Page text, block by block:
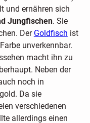
und ernähren sich
Jungfischen. Sie
Der Goldfisch ist
unverkennbar.
macht ihn zu
Neben der
noch in
Da sie
verschiedenen
allerdings einen